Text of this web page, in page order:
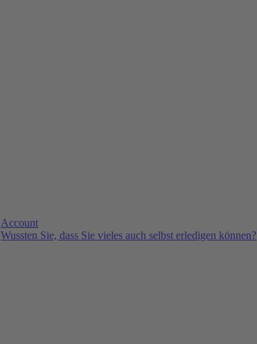
Account
Wussten Sie, dass Sie vieles auch selbst erledigen können?